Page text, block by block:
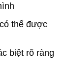
thể được
biệt rõ ràng